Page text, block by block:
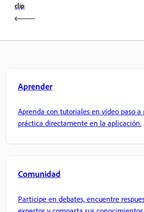
clip
Aprender
Aprenda con tutoriales en vídeo paso
práctica directamente en la aplicación.
Comunidad
Participe en debates, encuentre